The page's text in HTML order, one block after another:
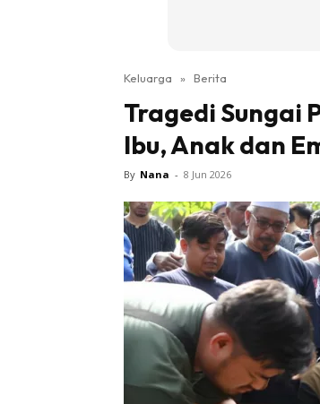
Keluarga » Berita
Tragedi Sungai
Ibu, Anak dan
By Nana - 8 Jun 2026